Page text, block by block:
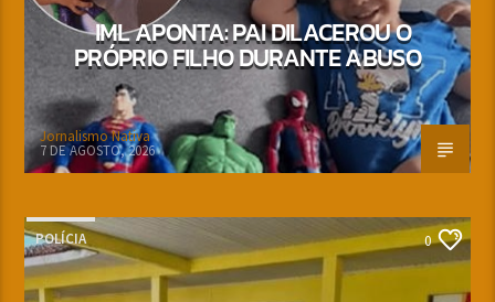
IML APONTA: PAI DILACEROU O
PRÓPRIO FILHO DURANTE ABUSO
Jornalismo Nativa
7 DE AGOSTO, 2026
POLÍCIA 0